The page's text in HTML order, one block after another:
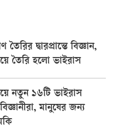
তৈরির দ্বারপ্রান্তে বিজ্ঞান,
তৈরি হলো ভাইরাস
নতুন ১৬টি ভাইরাস
মানুষের জন্য